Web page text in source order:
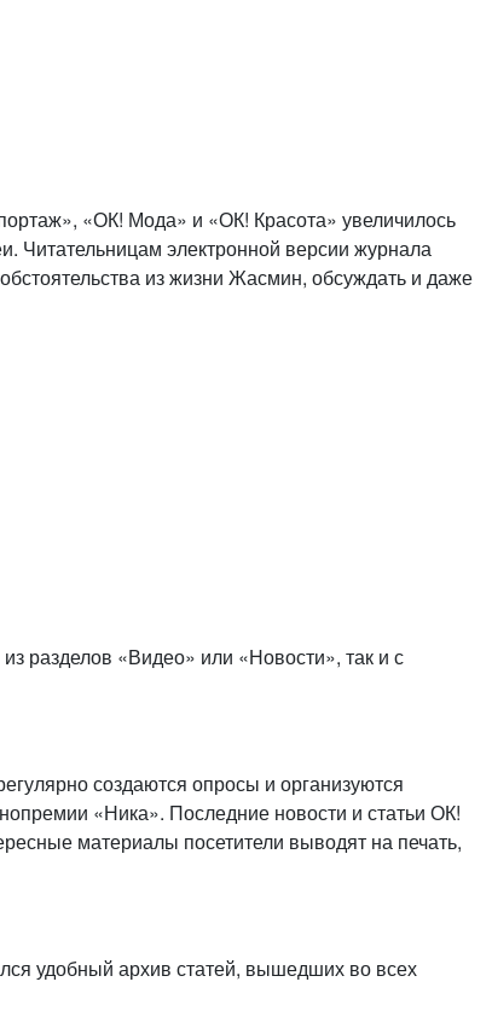
«ОК! Мода» и «ОК! Красота» увеличилось
Читательницам электронной версии журнала
из жизни Жасмин, обсуждать и даже
разделов «Видео» или «Новости», так и с
создаются опросы и организуются
«Ника». Последние новости и статьи ОК!
материалы посетители выводят на печать,
удобный архив статей, вышедших во всех